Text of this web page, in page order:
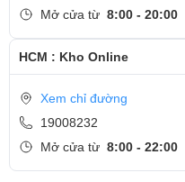
Mở cửa từ 8:00 - 20:00
HCM : Kho Online
Xem chỉ đường
19008232
Mở cửa từ 8:00 - 22:00